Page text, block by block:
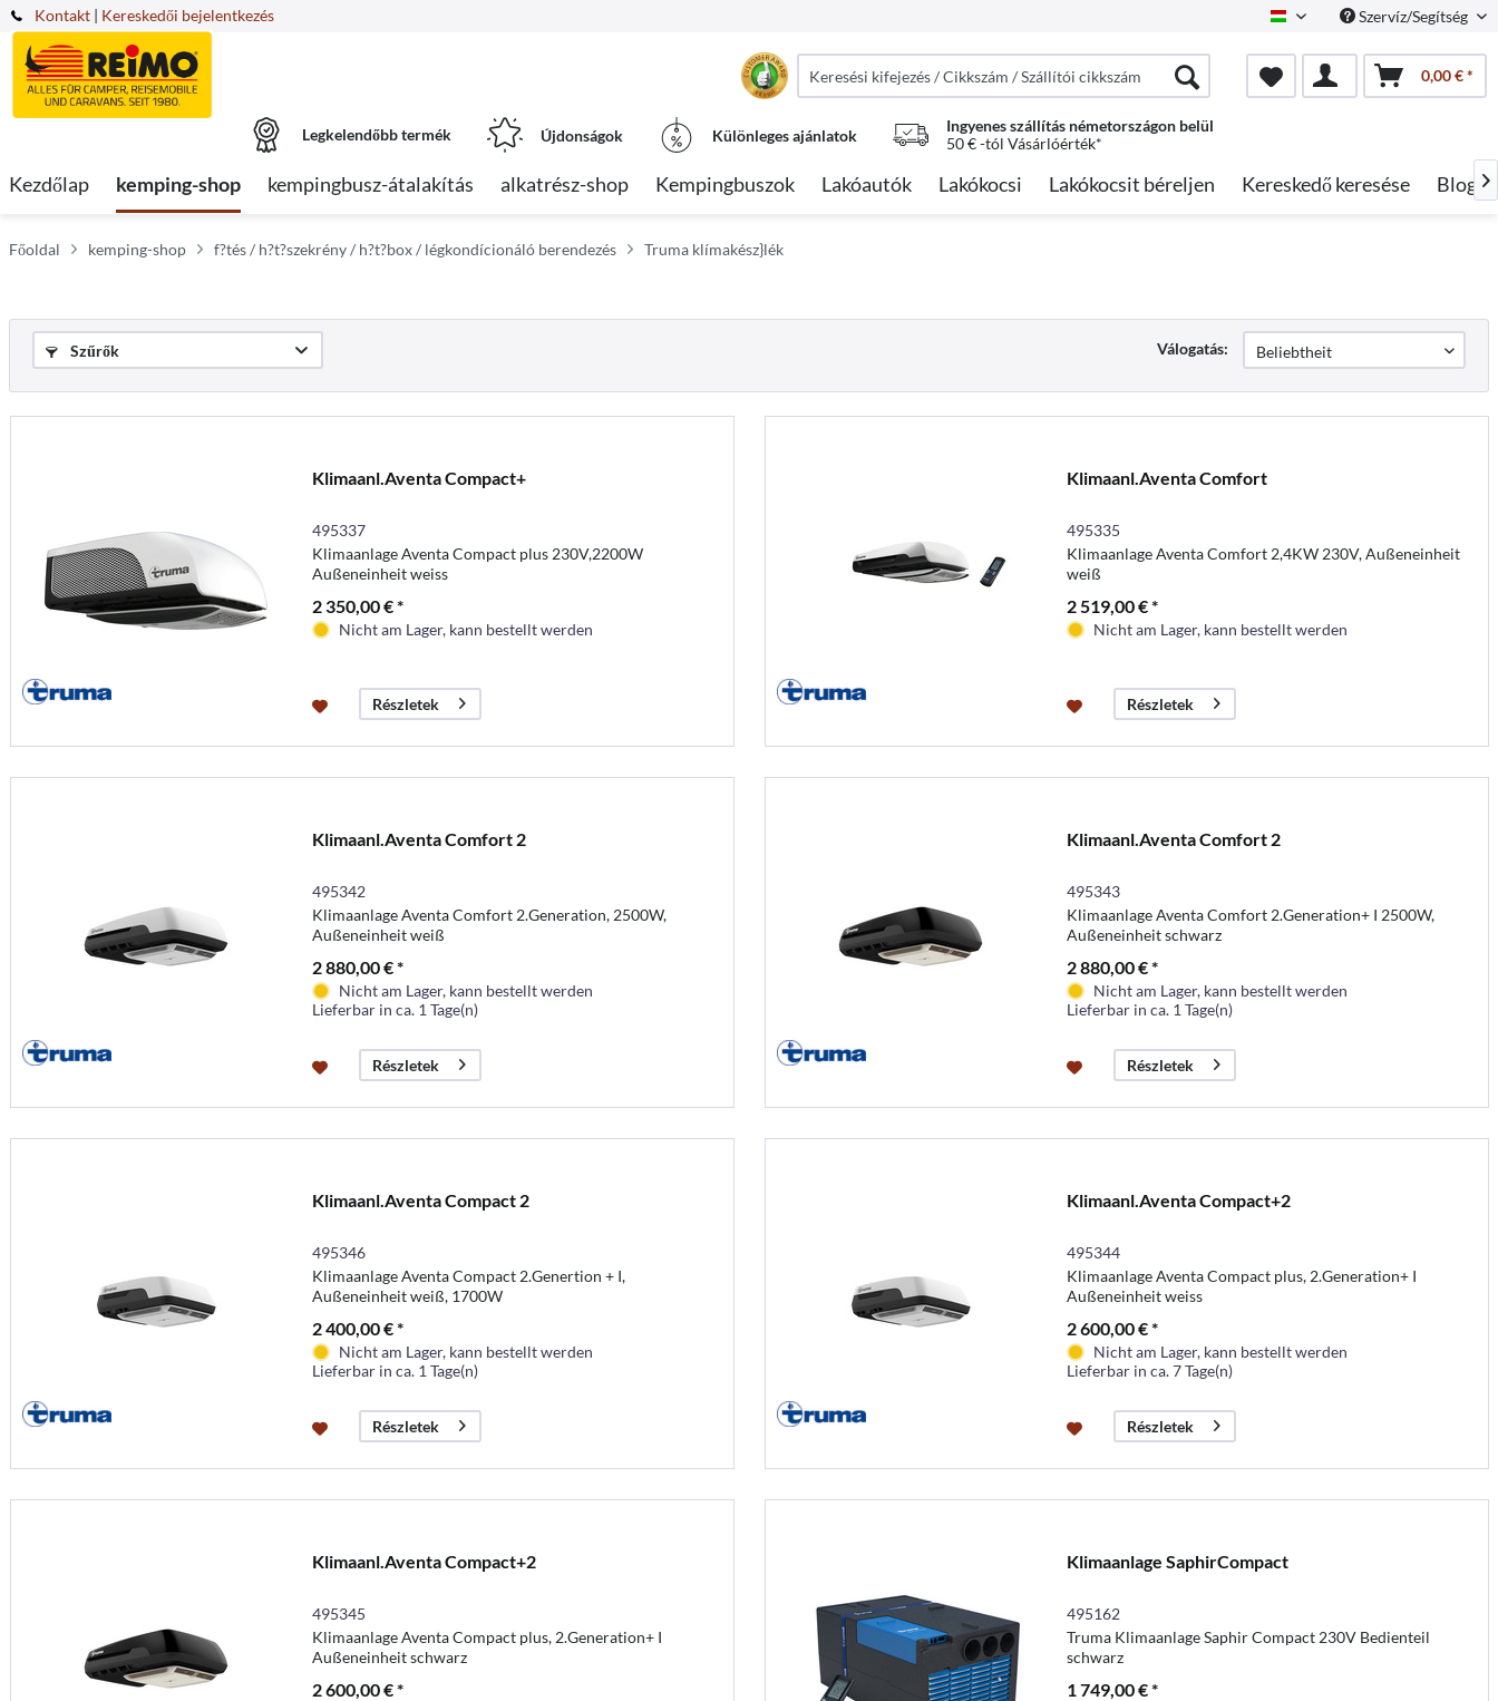
Kontakt HungarianSzervíz/Segítség
| Kereskedői bejelentkezés
0,00 € *
Legkelendőbb termék Újdonságok Különleges ajánlatok
Ingyenes szállítás németországon belül
50 € -tól Vásárlóérték*
Kezdőlap kemping-shop kempingbusz-átalakítás alkatrész-shop Kempingbuszok Lakóautók Lakókocsi Lakókocsit béreljen Kereskedő keresése Blog 
Főoldal kemping-shop f?tés / h?t?szekrény / h?t?box / légkondícionáló berendezés Truma klímakész}lék
Szűrők Válogatás:
Klimaanl.Aventa Compact+
495337
Klimaanlage Aventa Compact plus 230V,2200W
Außeneinheit weiss
2 350,00 € *
Nicht am Lager, kann bestellt werden
Részletek
Klimaanl.Aventa Comfort
495335
Klimaanlage Aventa Comfort 2,4KW 230V, Außeneinheit
weiß
2 519,00 € *
Nicht am Lager, kann bestellt werden
Részletek
Klimaanl.Aventa Comfort 2
495342
Klimaanlage Aventa Comfort 2.Generation, 2500W,
Außeneinheit weiß
2 880,00 € *
Nicht am Lager, kann bestellt werden
Lieferbar in ca. 1 Tage(n)
Részletek
Klimaanl.Aventa Comfort 2
495343
Klimaanlage Aventa Comfort 2.Generation+ I 2500W,
Außeneinheit schwarz
2 880,00 € *
Nicht am Lager, kann bestellt werden
Lieferbar in ca. 1 Tage(n)
Részletek
Klimaanl.Aventa Compact 2
495346
Klimaanlage Aventa Compact 2.Genertion + I,
Außeneinheit weiß, 1700W
2 400,00 € *
Nicht am Lager, kann bestellt werden
Lieferbar in ca. 1 Tage(n)
Részletek
Klimaanl.Aventa Compact+2
495344
Klimaanlage Aventa Compact plus, 2.Generation+ I
Außeneinheit weiss
2 600,00 € *
Nicht am Lager, kann bestellt werden
Lieferbar in ca. 7 Tage(n)
Részletek
Klimaanl.Aventa Compact+2
495345
Klimaanlage Aventa Compact plus, 2.Generation+ I
Außeneinheit schwarz
2 600,00 € *
Klimaanlage SaphirCompact
495162
Truma Klimaanlage Saphir Compact 230V Bedienteil
schwarz
1 749,00 € *